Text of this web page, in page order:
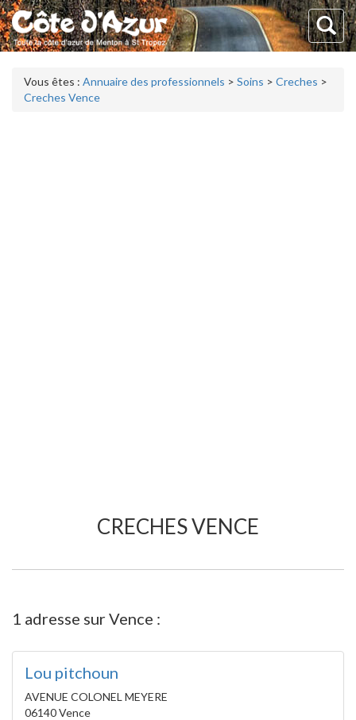
Vous êtes : Annuaire des professionnels > Soins > Creches >
Creches Vence
CRECHES VENCE
1 adresse sur Vence :
Lou pitchoun
AVENUE COLONEL MEYERE
06140 Vence